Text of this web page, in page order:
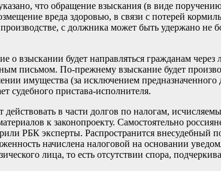
что обращение взыскания (в виде
вреда здоровью, в связи с потерей
с должника может быть удержано
о взыскании будет направляться гражданам
письмом. По-прежнему взыскание будет
имущества (за исключением предназначенного
судебного пристава-исполнителя.
действовать в части долгов по налогам,
к законопроекту. Самостоятельно
РБК эксперты. Распространится
начислена налоговой на основании
лица, то есть отсутствии спора,